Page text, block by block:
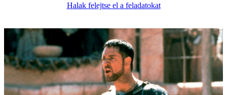
Halak felejtse el a feladatokat